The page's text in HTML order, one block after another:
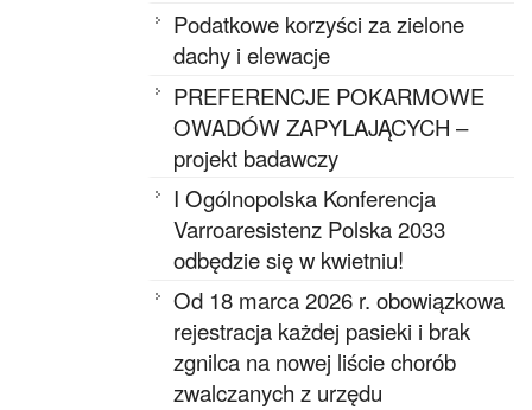
Podatkowe korzyści za zielone
dachy i elewacje
PREFERENCJE POKARMOWE
OWADÓW ZAPYLAJĄCYCH –
projekt badawczy
I Ogólnopolska Konferencja
Varroaresistenz Polska 2033
odbędzie się w kwietniu!
Od 18 marca 2026 r. obowiązkowa
rejestracja każdej pasieki i brak
zgnilca na nowej liście chorób
zwalczanych z urzędu